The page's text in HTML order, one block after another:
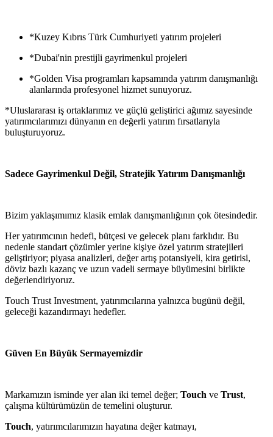
*Kuzey Kıbrıs Türk Cumhuriyeti yatırım projeleri
*Dubai'nin prestijli gayrimenkul projeleri
*Golden Visa programları kapsamında yatırım danışmanlığı
alanlarında profesyonel hizmet sunuyoruz.
*Uluslararası iş ortaklarımız ve güçlü geliştirici ağımız sayesinde
yatırımcılarımızı dünyanın en değerli yatırım fırsatlarıyla
buluşturuyoruz.
Sadece Gayrimenkul Değil, Stratejik Yatırım Danışmanlığı
Bizim yaklaşımımız klasik emlak danışmanlığının çok ötesindedir.
Her yatırımcının hedefi, bütçesi ve gelecek planı farklıdır. Bu
nedenle standart çözümler yerine kişiye özel yatırım stratejileri
geliştiriyor; piyasa analizleri, değer artış potansiyeli, kira getirisi,
döviz bazlı kazanç ve uzun vadeli sermaye büyümesini birlikte
değerlendiriyoruz.
Touch Trust Investment, yatırımcılarına yalnızca bugünü değil,
geleceği kazandırmayı hedefler.
Güven En Büyük Sermayemizdir
Markamızın isminde yer alan iki temel değer; Touch ve Trust,
çalışma kültürümüzün de temelini oluşturur.
Touch, yatırımcılarımızın hayatına değer katmayı,